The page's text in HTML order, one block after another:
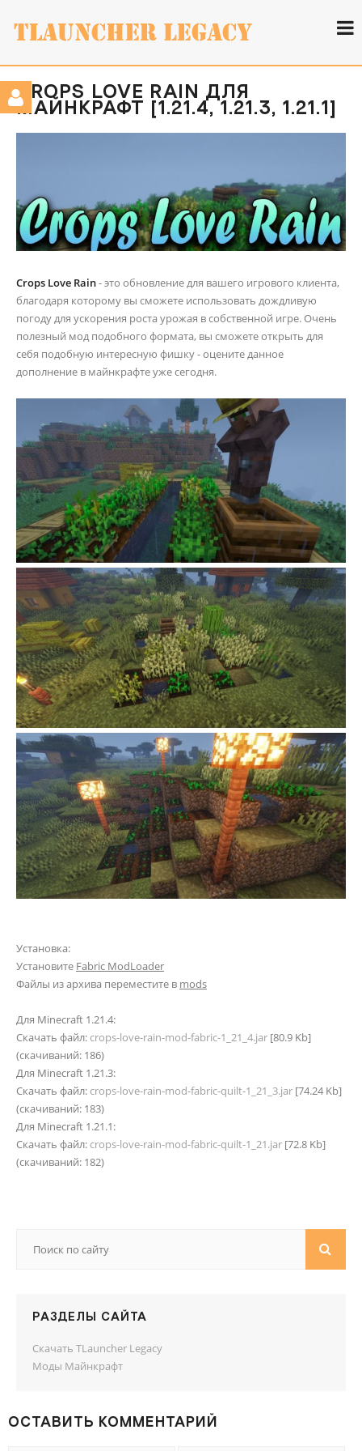
CROPS LOVE RAIN ДЛЯ
МАЙНКРАФТ [1.21.4, 1.21.3, 1.21.1]
Crops Love Rain- это обновление для вашего игрового клиента,
благодаря которому вы сможете использовать дождливую
погоду для ускорения роста урожая в собственной игре. Очень
полезный мод подобного формата, вы сможете открыть для
себя подобную интересную фишку - оцените данное
дополнение в майнкрафте уже сегодня.
Установка:
Установите Fabric ModLoader
Файлы из архива переместите в mods
Для Minecraft 1.21.4:
Скачать файл: crops-love-rain-mod-fabric-1_21_4.jar
(cкачиваний: 186)
Для Minecraft 1.21.3:
Скачать файл: crops-love-rain-mod-fabric-quilt-1_21_3.jar
(cкачиваний: 183)
Для Minecraft 1.21.1:
Скачать файл: crops-love-rain-mod-fabric-quilt-1_21.jar
(cкачиваний: 182)
РАЗДЕЛЫ САЙТА
Скачать TLauncher Legacy
Моды Майнкрафт
ОСТАВИТЬ КОММЕНТАРИЙ